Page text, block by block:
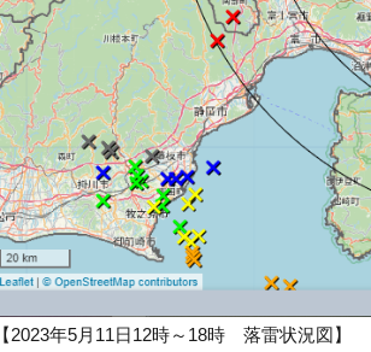
【2023年5月11日12時～18時 落雷状況図】